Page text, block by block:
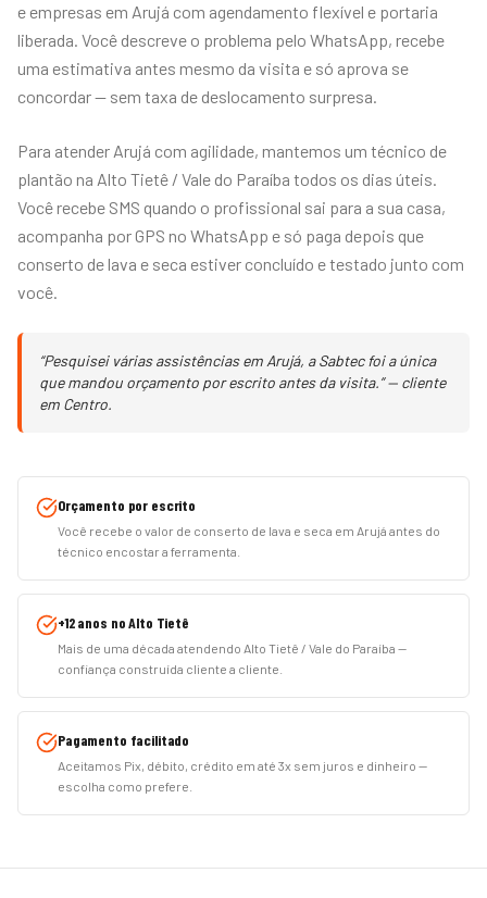
e empresas em Arujá com agendamento flexível e portaria
liberada. Você descreve o problema pelo WhatsApp, recebe
uma estimativa antes mesmo da visita e só aprova se
concordar — sem taxa de deslocamento surpresa.
Para atender Arujá com agilidade, mantemos um técnico de
plantão na Alto Tietê / Vale do Paraíba todos os dias úteis.
Você recebe SMS quando o profissional sai para a sua casa,
acompanha por GPS no WhatsApp e só paga depois que
conserto de lava e seca estiver concluído e testado junto com
você.
“Pesquisei várias assistências em Arujá, a Sabtec foi a única
que mandou orçamento por escrito antes da visita.” — cliente
em Centro.
Orçamento por escrito
Você recebe o valor de conserto de lava e seca em Arujá antes do
técnico encostar a ferramenta.
+12 anos no Alto Tietê
Mais de uma década atendendo Alto Tietê / Vale do Paraíba —
confiança construída cliente a cliente.
Pagamento facilitado
Aceitamos Pix, débito, crédito em até 3x sem juros e dinheiro —
escolha como prefere.